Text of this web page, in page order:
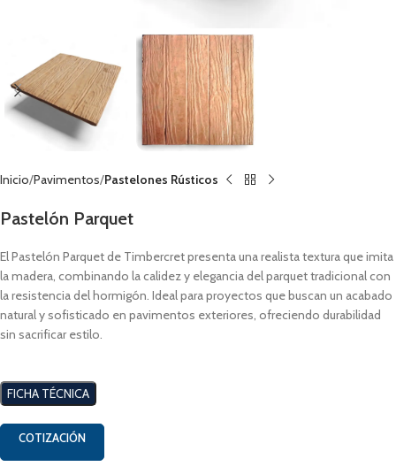
Inicio Pavimentos Pastelones Rústicos
Pastelón Parquet
El Pastelón Parquet de Timbercret presenta una realista textura que imita
la madera, combinando la calidez y elegancia del parquet tradicional con
la resistencia del hormigón. Ideal para proyectos que buscan un acabado
natural y sofisticado en pavimentos exteriores, ofreciendo durabilidad
sin sacrificar estilo.
FICHA TÉCNICA
COTIZACIÓN